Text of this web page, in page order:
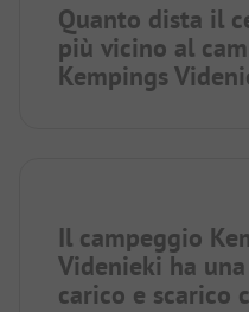
Quanto dista il
più vicino al
Kempings
Il campeggio
Videnieki ha
carico e scarico